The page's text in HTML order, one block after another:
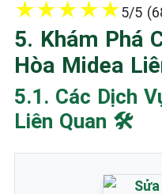
★★★★★5/5
5. Khám Phá
Hòa Midea
5.1. Các Dịch
Liên Quan 🛠️